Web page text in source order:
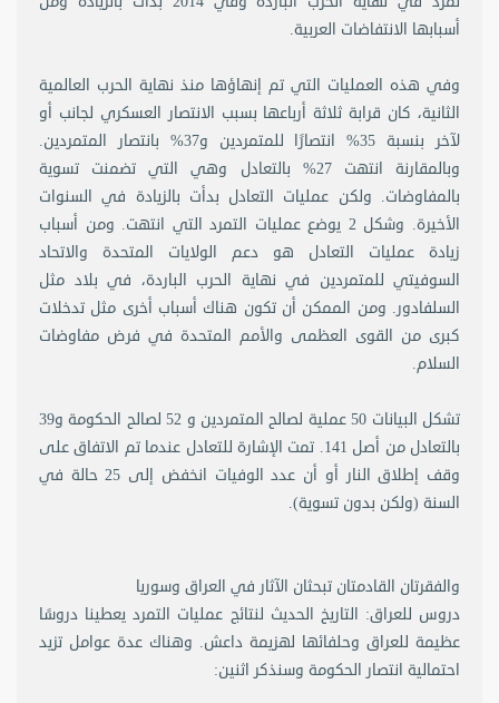
أسبابها الانتفاضات العربية.
وفي هذه العمليات التي تم إنهاؤها منذ نهاية الحرب العالمية
الثانية، كان قرابة ثلاثة أرباعها بسبب الانتصار العسكري لجانب أو
لآخر بنسبة 35% انتصارًا للمتمردين و37% بانتصار المتمردين.
وبالمقارنة انتهت 27% بالتعادل وهي التي تضمنت تسوية
بالمفاوضات. ولكن عمليات التعادل بدأت بالزيادة في السنوات
الأخيرة. وشكل 2 يوضع عمليات التمرد التي انتهت. ومن أسباب
زيادة عمليات التعادل هو دعم الولايات المتحدة والاتحاد
السوفيتي للمتمردين في نهاية الحرب الباردة، في بلاد مثل
السلفادور. ومن الممكن أن تكون هناك أسباب أخرى مثل تدخلات
كبرى من القوى العظمى والأمم المتحدة في فرض مفاوضات
السلام.
تشكل البيانات 50 عملية لصالح المتمردين و 52 لصالح الحكومة و39
بالتعادل من أصل 141. تمت الإشارة للتعادل عندما تم الاتفاق على
وقف إطلاق النار أو أن عدد الوفيات انخفض إلى 25 حالة في
السنة (ولكن بدون تسوية).
والفقرتان القادمتان تبحثان الآثار في العراق وسوريا
دروس للعراق: التاريخ الحديث لنتائج عمليات التمرد يعطينا دروسًا
عظيمة للعراق وحلفائها لهزيمة داعش. وهناك عدة عوامل تزيد
احتمالية انتصار الحكومة وسنذكر اثنين: